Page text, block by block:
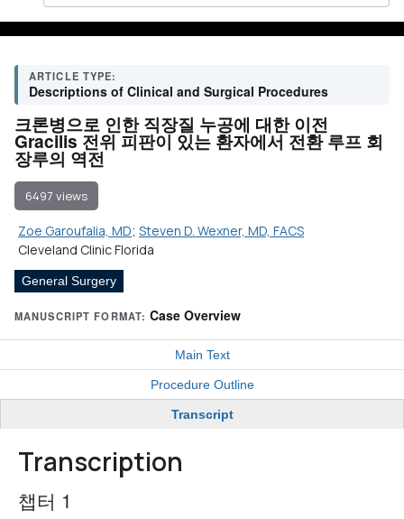
ARTICLE TYPE:
Descriptions of Clinical and Surgical Procedures
크론병으로 인한 직장질 누공에 대한 이전
Gracilis 전위 피판이 있는 환자에서 전환 루프 회
장루의 역전
6497 views
Zoe Garoufalia, MD; Steven D. Wexner, MD, FACS
Cleveland Clinic Florida
General Surgery
MANUSCRIPT FORMAT: Case Overview
Main Text
Procedure Outline
Transcript
Transcription
챕터 1